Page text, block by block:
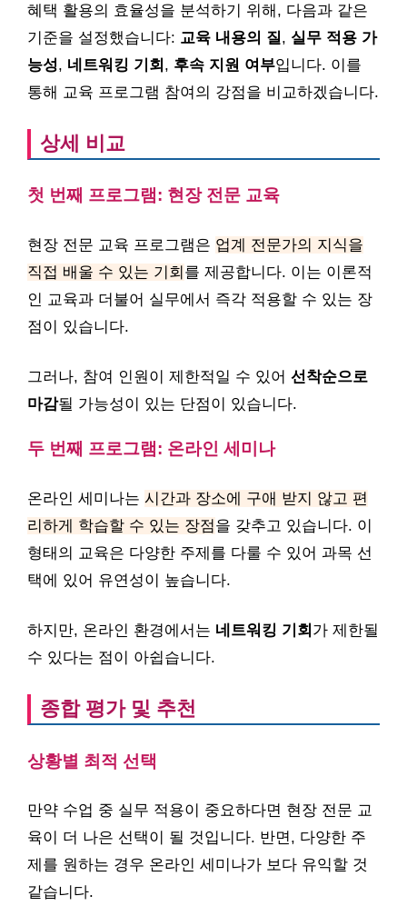
혜택 활용의 효율성을 분석하기 위해, 다음과 같은
기준을 설정했습니다: 교육 내용의 질 , 실무 적용 가
능성, 네트워킹 기회 , 후속 지원 여부입니다. 이를
통해 교육 프로그램 참여의 강점을 비교하겠습니다.
상세 비교
첫 번째 프로그램: 현장 전문 교육
현장 전문 교육 프로그램은 업계 전문가의 지식을
직접 배울 수 있는 기회 를 제공합니다. 이는 이론적
인 교육과 더불어 실무에서 즉각 적용할 수 있는 장
점이 있습니다.
그러나, 참여 인원이 제한적일 수 있어 선착순으로
마감될 가능성이 있는 단점이 있습니다.
두 번째 프로그램: 온라인 세미나
온라인 세미나는 시간과 장소에 구애 받지 않고 편
리하게 학습할 수 있는 장점을 갖추고 있습니다. 이
형태의 교육은 다양한 주제를 다룰 수 있어 과목 선
택에 있어 유연성이 높습니다.
하지만, 온라인 환경에서는 네트워킹 기회 가 제한될
수 있다는 점이 아쉽습니다.
종합 평가 및 추천
상황별 최적 선택
만약 수업 중 실무 적용이 중요하다면 현장 전문 교
육이 더 나은 선택이 될 것입니다. 반면, 다양한 주
제를 원하는 경우 온라인 세미나가 보다 유익할 것
같습니다.